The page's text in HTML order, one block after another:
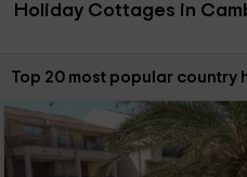
Holiday Cottages in
Sort by:
Top 20 most popular country